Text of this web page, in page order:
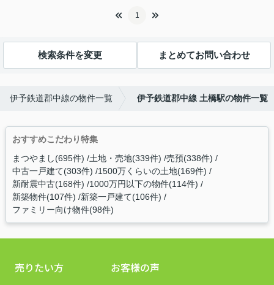
1
検索条件を変更 まとめてお問い合わせ
伊予鉄道郡中線の物件一覧 伊予鉄道郡中線 土橋駅の物件一覧
おすすめこだわり特集
まつやまし(695件) 土地・売地(339件) 売預(338件)
中古一戸建て(303件) 1500万くらいの土地(169件)
新耐震中古(168件) 1000万円以下の物件(114件)
新築物件(107件) 新築一戸建て(106件)
ファミリー向け物件(98件)
売りたい方
お客様の声